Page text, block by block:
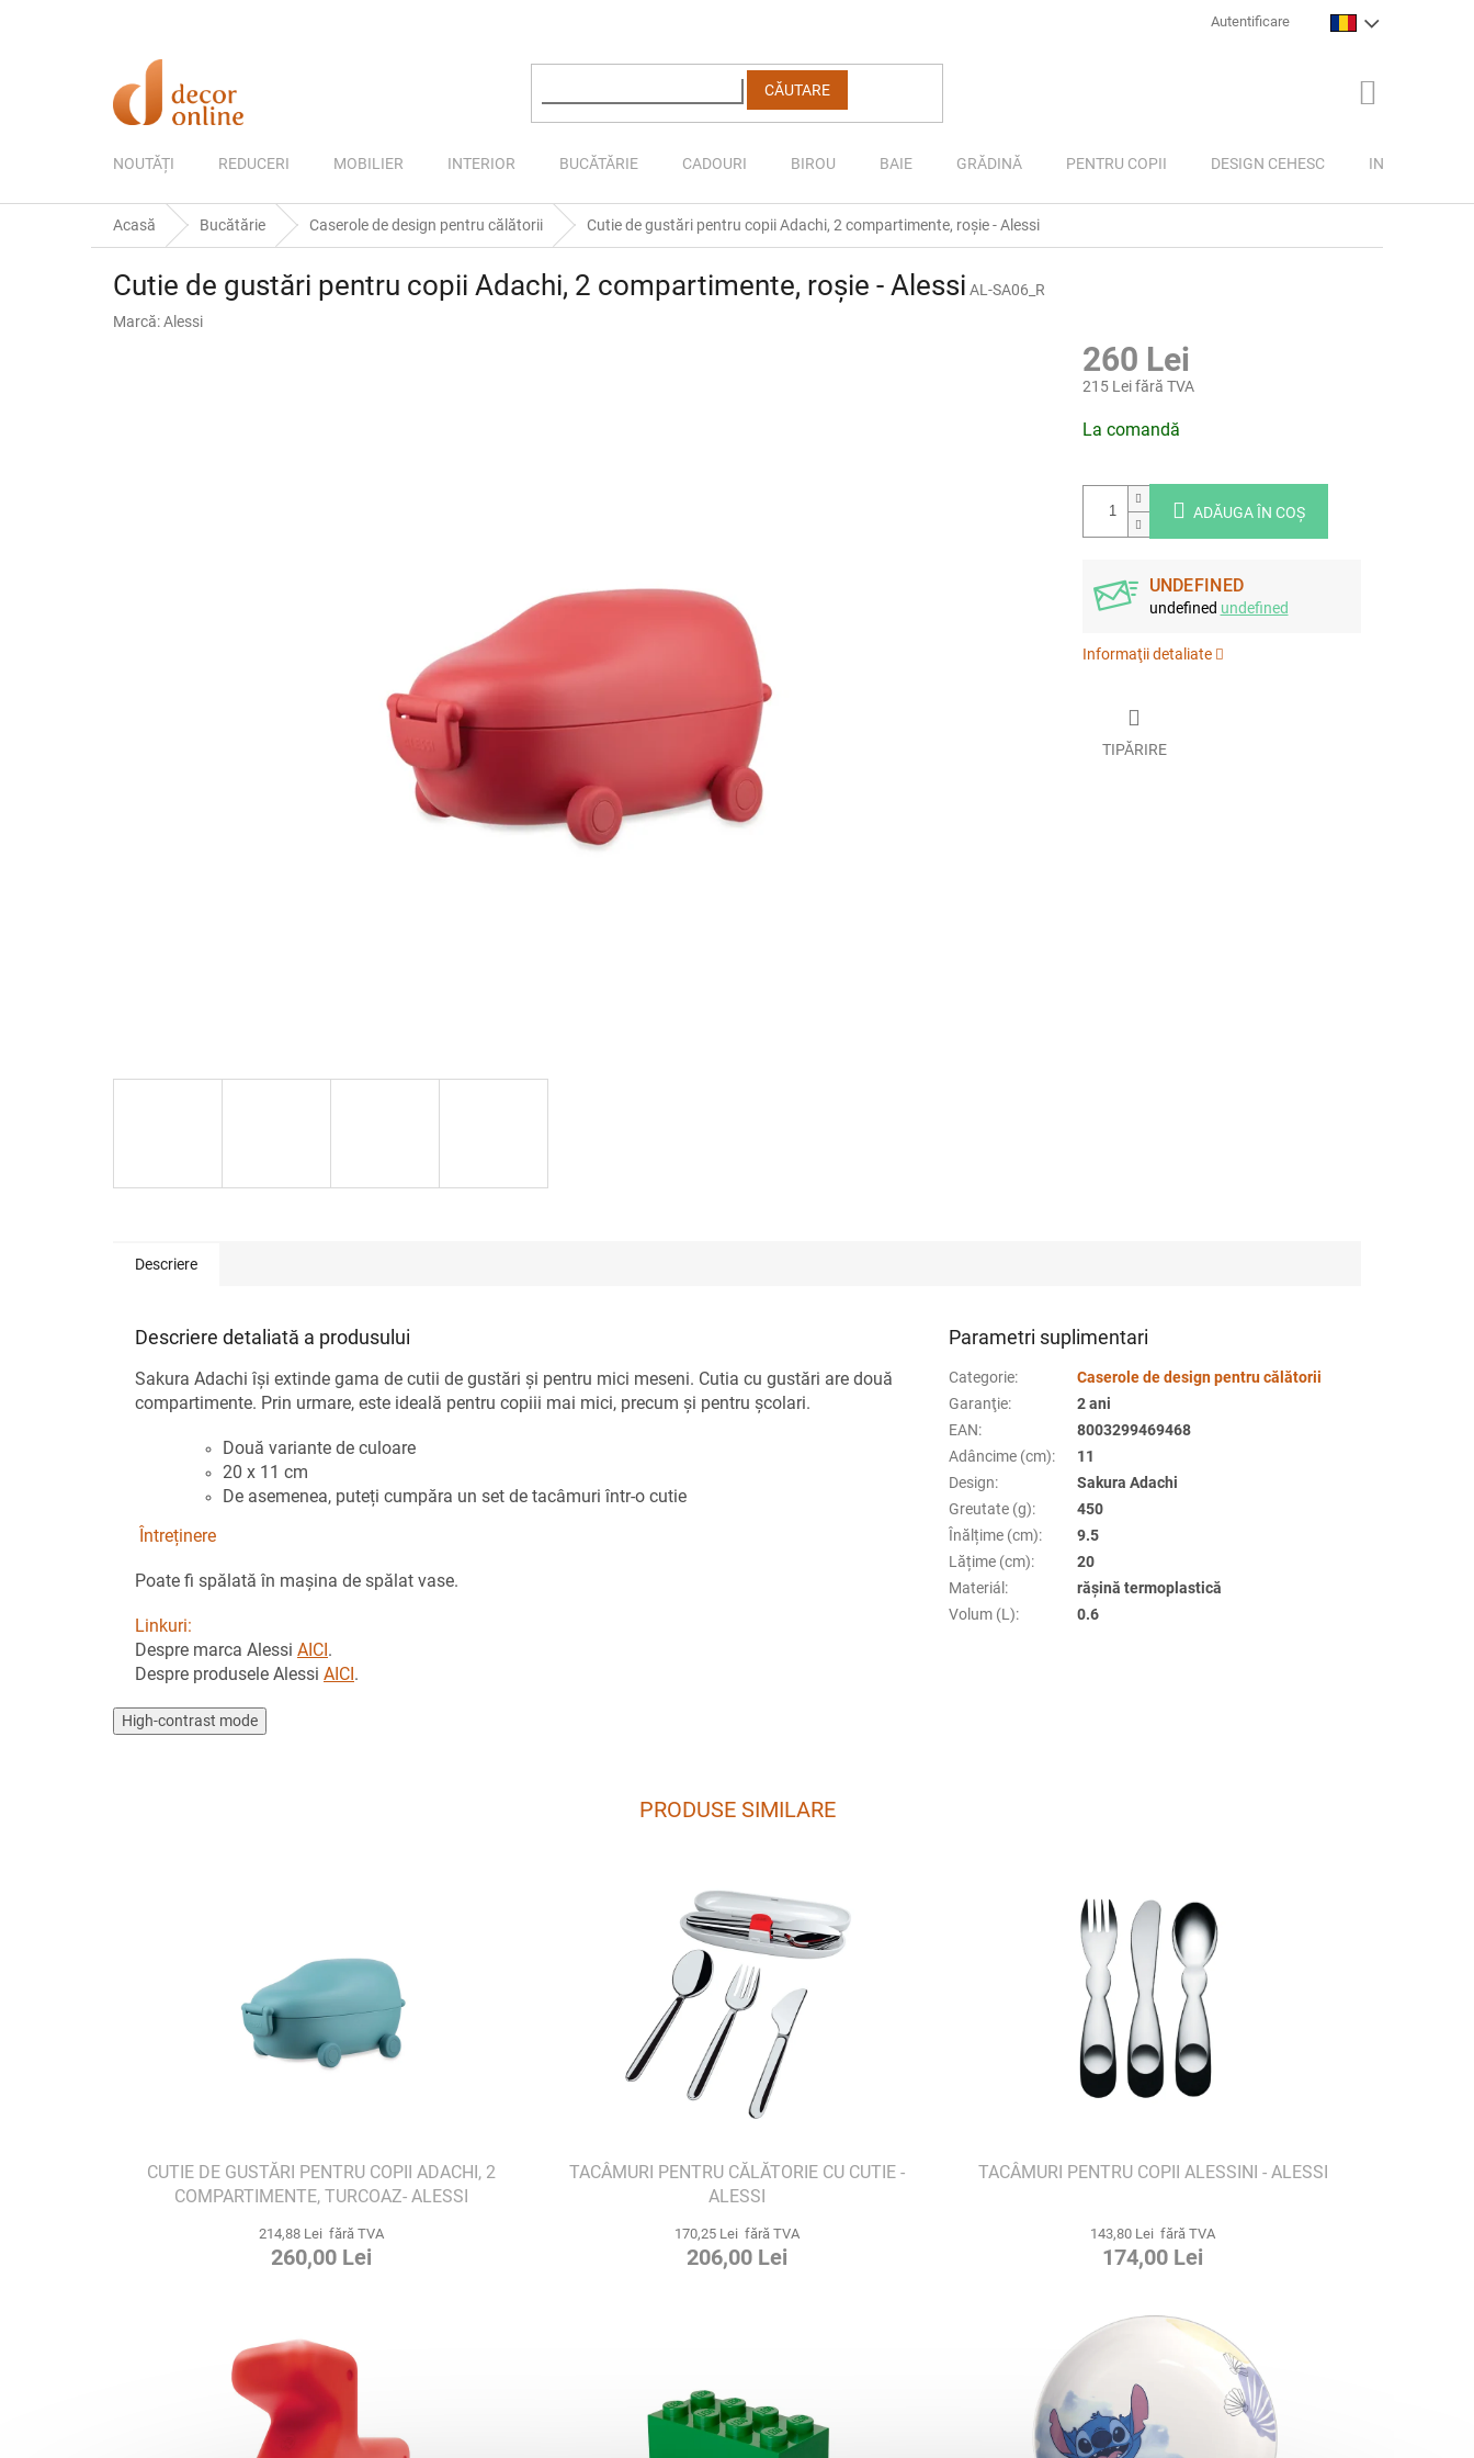
Autentificare
CĂUTARE
NOUTĂȚI REDUCERI MOBILIER INTERIOR BUCĂTĂRIE CADOURI BIROU BAIE GRĂDINĂ PENTRU COPII DESIGN CEHESC INSPIRAȚIE
Acasă Bucătărie Caserole de design pentru călătorii Cutie de gustări pentru copii Adachi, 2 compartimente, roșie - Alessi
Cutie de gustări pentru copii Adachi, 2 compartimente, roșie - Alessi AL-SA06_R
Marcă:Alessi
260 Lei
215 Lei fără TVA
preţ:
La comandă
ADĂUGA ÎN COŞ
UNDEFINED
undefined undefined
Informaţii detaliate
TIPĂRIRE
Descriere
Descriere detaliată a produsului
Sakura Adachi își extinde gama de cutii de gustări și pentru mici meseni. Cutia cu gustări are două
compartimente. Prin urmare, este ideală pentru copiii mai mici, precum și pentru școlari.
Două variante de culoare
20 x 11 cm
De asemenea, puteți cumpăra un set de tacâmuri într-o cutie
Întreținere
Poate fi spălată în mașina de spălat vase.
Linkuri:
Despre marca Alessi AICI .
Despre produsele Alessi AICI .
Parametri suplimentari
Categorie:
Caserole de design pentru călătorii
Garanţie:
2 ani
EAN:
8003299469468
Adâncime (cm):
11
Design:
Sakura Adachi
Greutate (g):
450
Înălțime (cm):
9.5
Lățime (cm):
20
Materiál :
rășină termoplastică
Volum (L): 0.6
High-contrast mode
PRODUSE SIMILARE
CUTIE DE GUSTĂRI PENTRU COPII ADACHI, 2
COMPARTIMENTE, TURCOAZ- ALESSI
214,88 Lei fără TVA
260,00 Lei
TACÂMURI PENTRU CĂLĂTORIE CU CUTIE -
ALESSI
170,25 Lei fără TVA
206,00 Lei
TACÂMURI PENTRU COPII ALESSINI - ALESSI
143,80 Lei fără TVA
174,00 Lei